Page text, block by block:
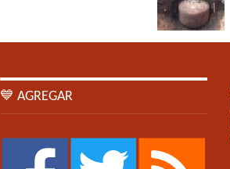
💙 AGREGAR